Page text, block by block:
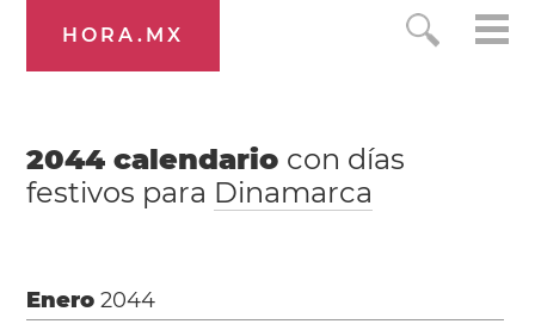
HORA.MX
2044 calendario con días
festivos para Dinamarca
Enero2044